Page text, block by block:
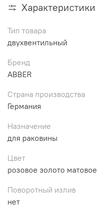
Характеристики
Тип товара
двухвентильный
Бренд
ABBER
Страна производства
Германия
Назначение
для раковины
Цвет
розовое золото матовое
Поворотный излив
нет